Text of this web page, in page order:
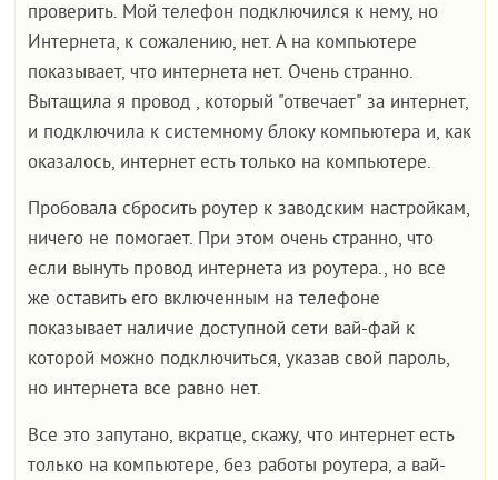
проверить. Мой телефон подключился к нему, но
Интернета, к сожалению, нет. А на компьютере
показывает, что интернета нет. Очень странно.
Вытащила я провод , который "отвечает" за интернет,
и подключила к системному блоку компьютера и, как
оказалось, интернет есть только на компьютере.
Пробовала сбросить роутер к заводским настройкам,
ничего не помогает. При этом очень странно, что
если вынуть провод интернета из роутера., но все
же оставить его включенным на телефоне
показывает наличие доступной сети вай-фай к
которой можно подключиться, указав свой пароль,
но интернета все равно нет.
Все это запутано, вкратце, скажу, что интернет есть
только на компьютере, без работы роутера, а вай-